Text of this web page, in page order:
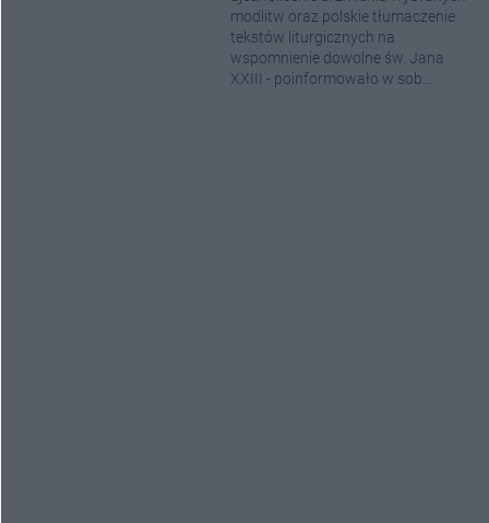
modlitw oraz polskie tłumaczenie
tekstów liturgicznych na
wspomnienie dowolne św. Jana
XXIII - poinformowało w sob...